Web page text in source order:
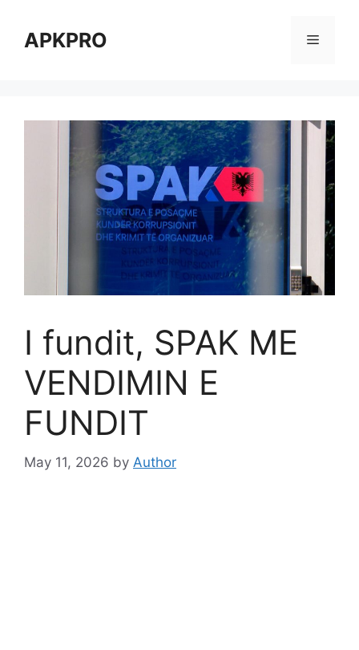
contentAPKPRO Menu
I fundit, SPAK ME
VENDIMIN E
FUNDIT
May 11, 2026 by Author